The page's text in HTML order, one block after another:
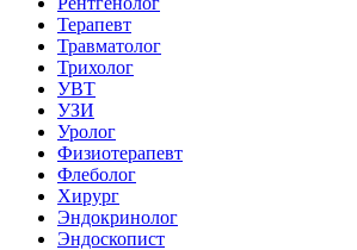
Терапевт
Травматолог
Трихолог
УВТ
УЗИ
Уролог
Физиотерапевт
Флеболог
Хирург
Эндокринолог
Эндоскопист